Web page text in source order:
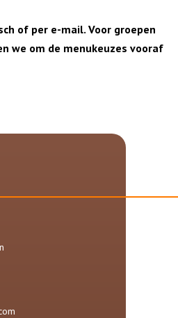
of per e-mail. Voor groepen
we om de menukeuzes vooraf